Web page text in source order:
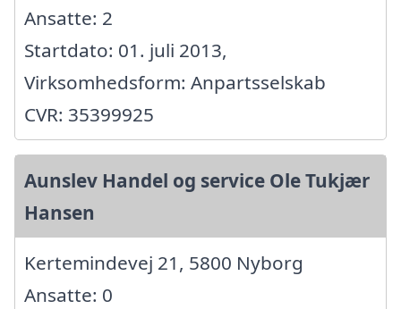
Ansatte: 2
Startdato: 01. juli 2013,
Virksomhedsform: Anpartsselskab
CVR: 35399925
Aunslev Handel og service Ole Tukjær
Hansen
Kertemindevej 21, 5800 Nyborg
Ansatte: 0